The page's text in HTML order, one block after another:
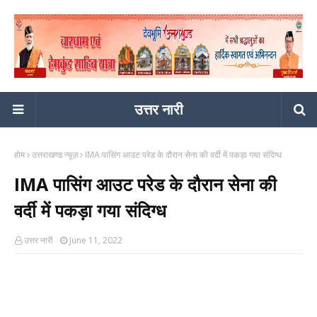
उत्तर नारी
होम उत्तराखण्ड न्यूज़ IMA पासिंग आउट परेड के दौरान सेना की वर्दी में पकड़ा गया संदिग्ध
IMA पासिंग आउट परेड के दौरान सेना की
वर्दी में पकड़ा गया संदिग्ध
उत्तर नारी June 11, 2022